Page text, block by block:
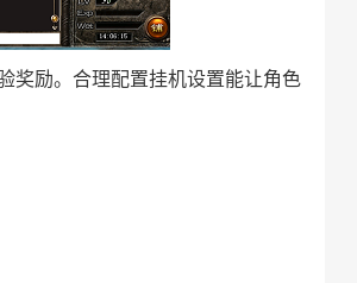
奖励。合理配置挂机设置能让角色